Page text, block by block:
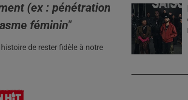
(ex : pénétration
féminin"
de rester fidèle à notre